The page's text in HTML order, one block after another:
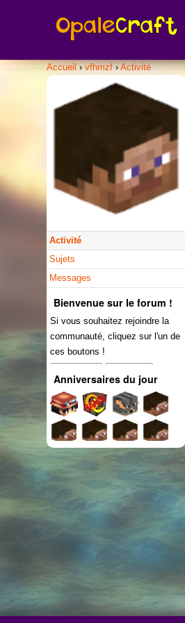
Accueil › vfhmzf › Activité
Activité
Sujets
Messages
Bienvenue sur le forum !
Si vous souhaitez rejoindre la
communauté, cliquez sur l'un de
ces boutons !
Anniversaires du jour